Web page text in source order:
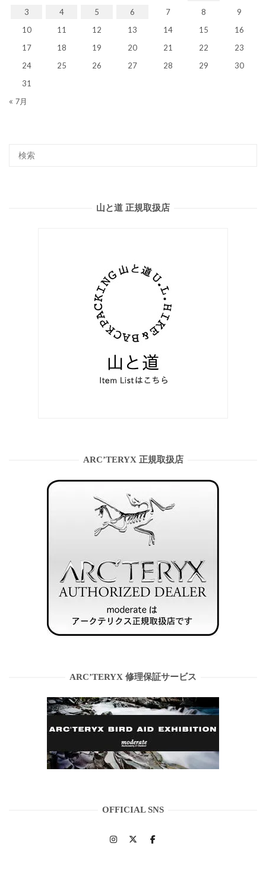
3
4 5 6 7 8
9
10
11 12 13 14 15
16
17
18 19 20 21 22
23
24
25 26 27 28 29
30
31
« 7月
山と道 正規取扱店
ARC’TERYX 正規取扱店
ARC’TERYX 修理保証サービス
OFFICIAL SNS